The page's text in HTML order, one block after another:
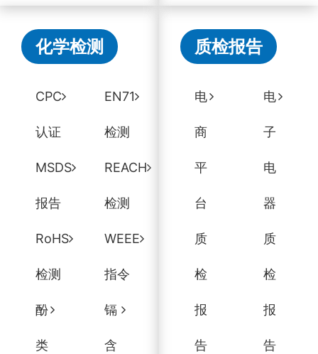
化学检测
CPC
认证
EN71
检测
MSDS
报告
REACH
检测
RoHS
检测
WEEE
指令
酚
类
镉
含
质检报告
电
商
平
台
质
检
报
告
电
子
电
器
质
检
报
告